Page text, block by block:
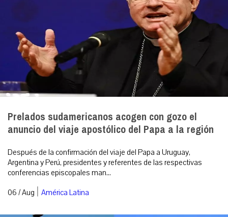
Prelados sudamericanos acogen con gozo el
anuncio del viaje apostólico del Papa a la región
Después de la confirmación del viaje del Papa a Uruguay,
Argentina y Perú, presidentes y referentes de las respectivas
conferencias episcopales man...
06 / Aug | América Latina